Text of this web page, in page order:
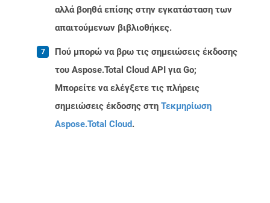
αλλά βοηθά επίσης στην εγκατάσταση των
απαιτούμενων βιβλιοθήκες.
Πού μπορώ να βρω τις σημειώσεις έκδοσης
του Aspose.Total Cloud API για Go;
Μπορείτε να ελέγξετε τις πλήρεις
σημειώσεις έκδοσης στη Τεκμηρίωση
Aspose.Total Cloud.